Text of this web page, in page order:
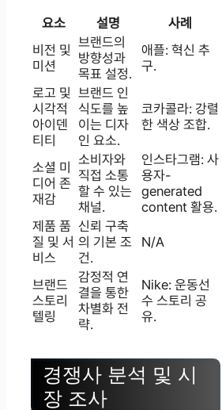
요소
설명
사례
비전 및
미션
브랜드의
방향성과
목표 설정.
애플: 혁신 추
구.
로고 및
시각적
아이덴
티티
브랜드 인
식도를 높
이는 디자
인 요소.
코카콜라: 강렬
한 색상 조합.
소셜 미
디어 존
재감
소비자와
직접 소통
할 수 있는
채널.
인스타그램: 사
용자-
generated
content 활용.
제품 품
질 및 서
비스
신뢰 구축
의 기본 조
건.
N/A
브랜드
스토리
텔링
감정적 연
결을 통한
차별화 전
략.
Nike: 운동선
수 스토리 공
유.
경쟁사 분석 및 시
장 조사